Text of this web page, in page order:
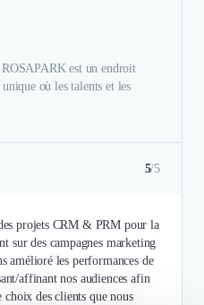
est un endroit
où les talents et les
5/5
projets CRM & PRM pour la
sur des campagnes marketing
amélioré les performances de
affinant nos audiences afin
choix des clients que nous